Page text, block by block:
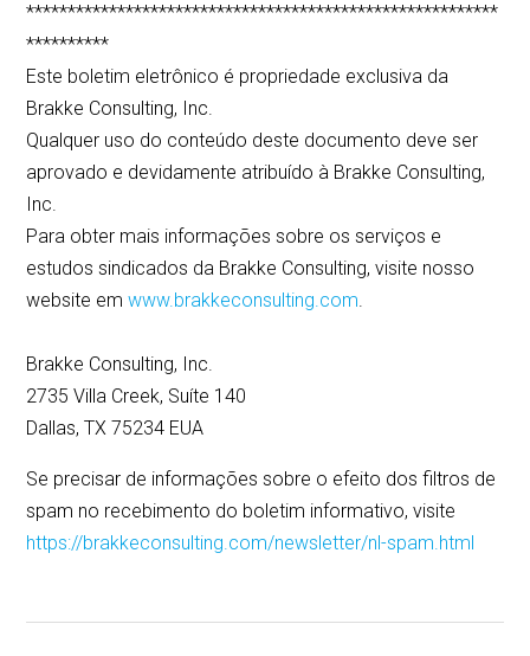
*********************************************************
**********
Este boletim eletrônico é propriedade exclusiva da
Brakke Consulting, Inc.
Qualquer uso do conteúdo deste documento deve ser
aprovado e devidamente atribuído à Brakke Consulting,
Inc.
Para obter mais informações sobre os serviços e
estudos sindicados da Brakke Consulting, visite nosso
website emwww.brakkeconsulting.com.
Brakke Consulting, Inc.
2735 Villa Creek, Suíte 140
Dallas, TX 75234 EUA
Se precisar de informações sobre o efeito dos filtros de
spam no recebimento do boletim informativo, visite
https://brakkeconsulting.com/newsletter/nl-spam.html